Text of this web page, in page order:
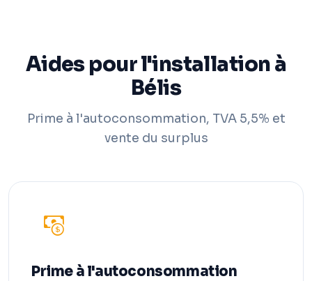
Aides pour l'installation à
Bélis
Prime à l'autoconsommation, TVA 5,5% et
vente du surplus
Prime à l'autoconsommation